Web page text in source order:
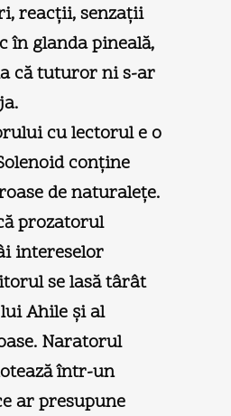
reacţii, senzaţii
în glanda pineală,
că tuturor ni s-ar
cu lectorul e o
conţine
de naturaleţe.
prozatorul
intereselor
se lasă târât
Ahile şi al
Naratorul
într-un
ar presupune